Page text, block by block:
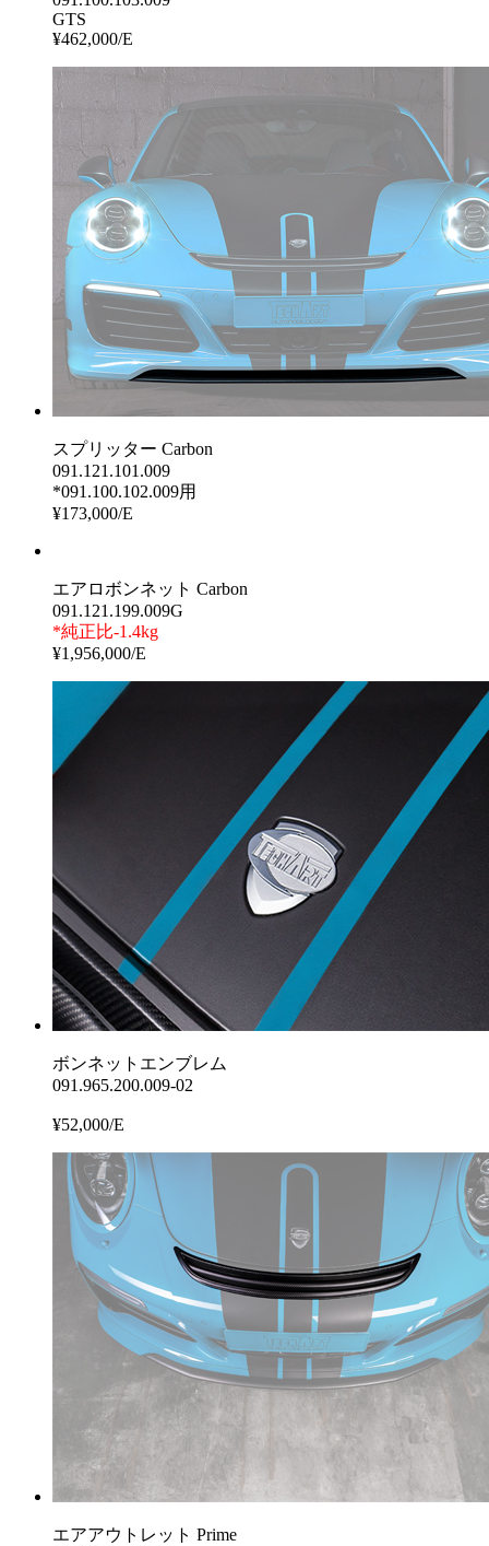
GTS
¥462,000/E
スプリッター Carbon
091.121.101.009
*091.100.102.009用
¥173,000/E
エアロボンネット Carbon
091.121.199.009G
*純正比-1.4kg
¥1,956,000/E
ボンネットエンブレム
091.965.200.009-02
¥52,000/E
エアアウトレット Prime